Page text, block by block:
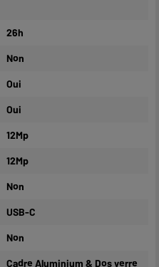
26h
Non
Oui
Oui
12Mp
12Mp
Non
USB-C
Non
Cadre Aluminium & Dos verre